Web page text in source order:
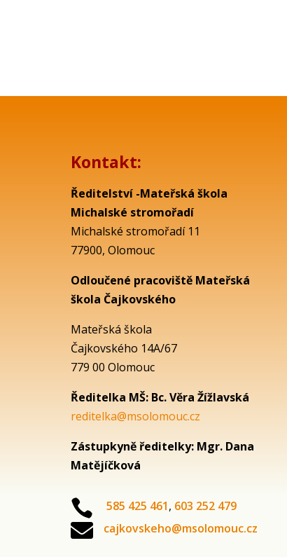
Kontakt:
Ředitelství -Mateřská škola
Michalské stromořadí
Michalské stromořadí 11
77900, Olomouc
Odloučené pracoviště Mateřská
škola Čajkovského
Mateřská škola
Čajkovského 14A/67
779 00 Olomouc
Ředitelka MŠ: Bc. Věra Žížlavská
reditelka@msolomouc.cz
Zástupkyně ředitelky: Mgr. Dana
Matějíčková
 585 425 461, 603 252 479
 cajkovskeho@msolomouc.cz